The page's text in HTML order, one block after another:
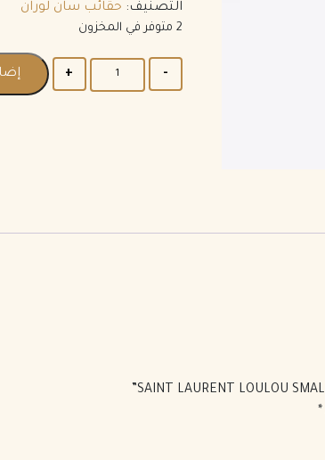
التصنيف: حقائب سان لوران
2 متوفر في المخزون
*